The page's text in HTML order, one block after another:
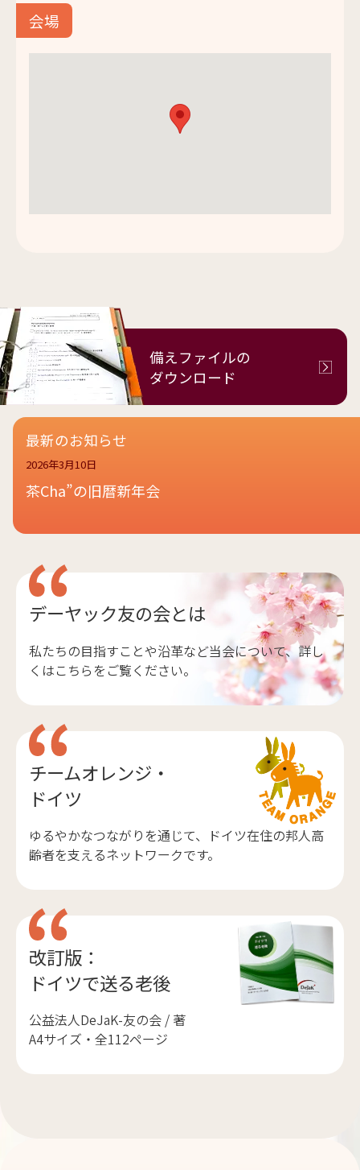
会場
備えファイルの
ダウンロード
最新のお知らせ
2026年3月10日
茶Cha”の旧暦新年会
デーヤック友の会とは
私たちの目指すことや沿革など当会について、詳し
くはこちらをご覧ください。
チームオレンジ・
ドイツ
ゆるやかなつながりを通じて、ドイツ在住の邦人高
齢者を支えるネットワークです。
改訂版：
ドイツで送る老後
公益法人DeJaK-友の会 / 著
A4サイズ・全112ページ